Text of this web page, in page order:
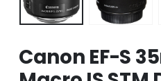
Canon EF-S